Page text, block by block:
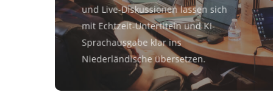
und Live-Diskussionen lassen sich
mit Echtzeit-Untertiteln und KI-
Sprachausgabe klar ins
Niederländische übersetzen.